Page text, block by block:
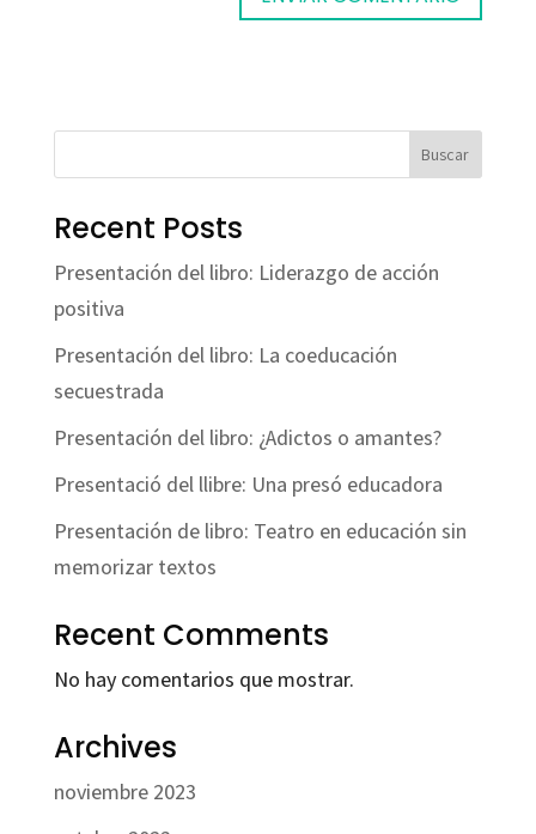
Buscar
Recent Posts
Presentación del libro: Liderazgo de acción
positiva
Presentación del libro: La coeducación
secuestrada
Presentación del libro: ¿Adictos o amantes?
Presentació del llibre: Una presó educadora
Presentación de libro: Teatro en educación sin
memorizar textos
Recent Comments
No hay comentarios que mostrar.
Archives
noviembre 2023